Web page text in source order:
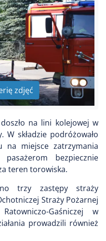
zdjęć
na lini kolejowej w
W składzie podróżowało
na miejsce zatrzymania
pasażerom bezpiecznie
teren torowiska.
trzy zastępy straży
Straży Pożarnej
Gaśniczej w
prowadzili również